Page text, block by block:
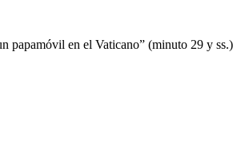
papamóvil en el Vaticano” (minuto 29 y ss.)